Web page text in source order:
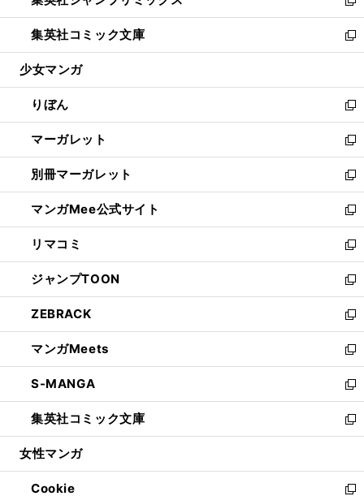
開
く
ウ
で
開
ン
ド
ウ
開
く
ウ
ィ
ン
ウ
で
開
く
新
し
い
ウ
ン
ド
ウ
で
開
く
集英社コミック文庫
新
し
ウ
ィ
ン
ド
ウ
で
開
く
少女マンガ
りぼん
新
し
い
ウ
ィ
ン
ド
ウ
で
開
く
マーガレット
新
し
い
ウ
ィ
ン
ド
ウ
で
開
く
別冊マーガレット
新
し
い
ウ
ィ
ン
ド
ウ
で
開
く
マンガMee公式サイト
新
し
い
ウ
ィ
ン
ド
ウ
で
開
く
リマコミ
新
し
い
ウ
ィ
ン
ド
ウ
で
開
く
ジャンプTOON
新
し
い
ウ
ィ
ン
ド
ウ
で
開
ZEBRACK
新
し
い
ウ
ィ
ン
ド
ウ
開
く
マンガMeets
新
し
い
ウ
ィ
ン
ウ
で
S-MANGA
新
し
い
ウ
ン
ド
集英社コミック文庫
新
し
ウ
ィ
女性マンガ
Cookie
新